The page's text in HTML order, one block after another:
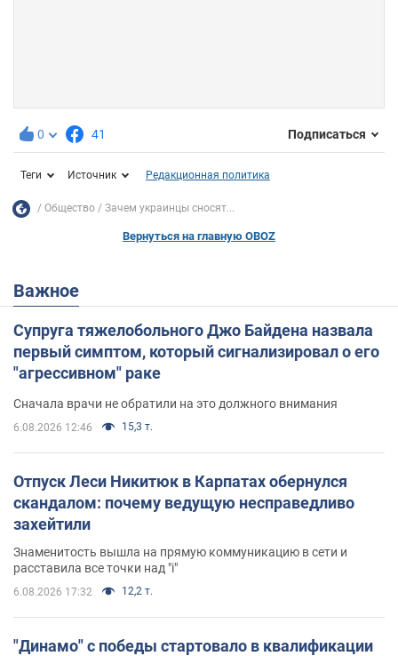
0 41 Подписаться
Теги Источник Редакционная политика
Общество Зачем украинцы сносят...
Вернуться на главную OBOZ
Важное
Супруга тяжелобольного Джо Байдена назвала
первый симптом, который сигнализировал о его
"агрессивном" раке
Сначала врачи не обратили на это должного внимания
6.08.2026 12:46 15,3 т.
Отпуск Леси Никитюк в Карпатах обернулся
скандалом: почему ведущую несправедливо
захейтили
Знаменитость вышла на прямую коммуникацию в сети и
расставила все точки над "i"
6.08.2026 17:32 12,2 т.
"Динамо" с победы стартовало в квалификации